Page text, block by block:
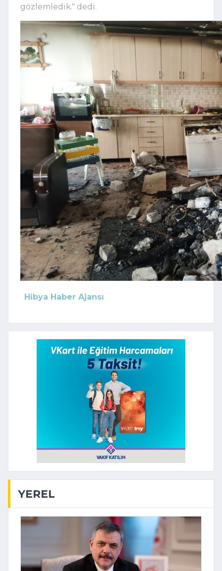
gözlemledik." dedi.
Hibya Haber Ajansı
YEREL